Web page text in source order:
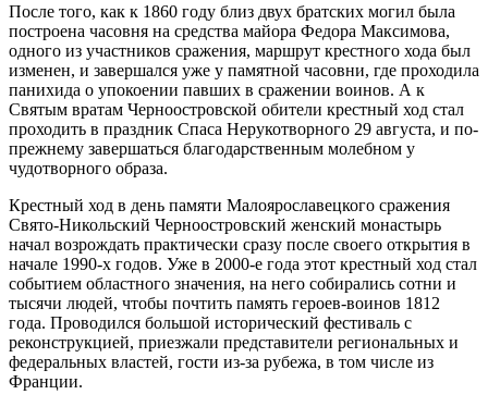
После того, как к 1860 году близ двух братских могил была
построена часовня на средства майора Федора Максимова,
одного из участников сражения, маршрут крестного хода был
изменен, и завершался уже у памятной часовни, где проходила
панихида о упокоении павших в сражении воинов. А к
Святым вратам Черноостровской обители крестный ход стал
проходить в праздник Спаса Нерукотворного 29 августа, и по-
прежнему завершаться благодарственным молебном у
чудотворного образа.
Крестный ход в день памяти Малоярославецкого сражения
Свято-Никольский Черноостровский женский монастырь
начал возрождать практически сразу после своего открытия в
начале 1990-х годов. Уже в 2000-е года этот крестный ход стал
событием областного значения, на него собирались сотни и
тысячи людей, чтобы почтить память героев-воинов 1812
года. Проводился большой исторический фестиваль с
реконструкцией, приезжали представители региональных и
федеральных властей, гости из-за рубежа, в том числе из
Франции.